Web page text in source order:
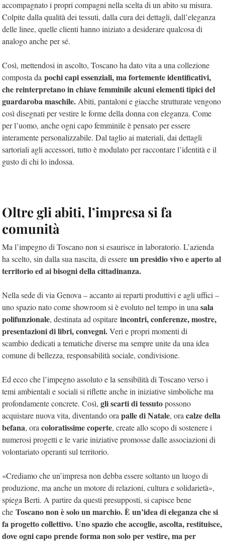
accompagnato i propri compagni nella scelta di un abito su misura.
Colpite dalla qualità dei tessuti, dalla cura dei dettagli, dall’eleganza
delle linee, quelle clienti hanno iniziato a desiderare qualcosa di
analogo anche per sé.
Così, mettendosi in ascolto, Toscano ha dato vita a una collezione
composta da pochi capi essenziali, ma fortemente identificativi,
che reinterpretano in chiave femminile alcuni elementi tipici del
guardaroba maschile. Abiti, pantaloni e giacche strutturate vengono
così disegnati per vestire le forme della donna con eleganza. Come
per l’uomo, anche ogni capo femminile è pensato per essere
interamente personalizzabile. Dal taglio ai materiali, dai dettagli
sartoriali agli accessori, tutto è modulato per raccontare l’identità e il
gusto di chi lo indossa.
Oltre gli abiti, l’impresa si fa
comunità
Ma l’impegno di Toscano non si esaurisce in laboratorio. L’azienda
ha scelto, sin dalla sua nascita, di essere un presidio vivo e aperto al
territorio ed ai bisogni della cittadinanza.
Nella sede di via Genova – accanto ai reparti produttivi e agli uffici –
uno spazio nato come showroom si è evoluto nel tempo in una sala
polifunzionale, destinata ad ospitare incontri, conferenze, mostre,
presentazioni di libri, convegni.Veri e propri momenti di
scambio dedicati a tematiche diverse ma sempre unite da una idea
comune di bellezza, responsabilità sociale, condivisione.
Ed ecco che l’impegno assoluto e la sensibilità di Toscano verso i
temi ambientali e sociali si riflette anche in iniziative simboliche ma
profondamente concrete. Così, gli scarti di tessutopossono
acquistare nuova vita, diventando ora palle di Natale, ora calze della
befana, ora coloratissime coperte, create allo scopo di sostenere i
numerosi progetti e le varie iniziative promosse dalle associazioni di
volontariato operanti sul territorio.
«Crediamo che un’impresa non debba essere soltanto un luogo di
produzione, ma anche un motore di relazioni, cultura e solidarietà»,
spiega Berti. A partire da questi presupposti, si capisce bene
che Toscano non è solo un marchio. È un’idea di eleganza che si
fa progetto collettivo. Uno spazio che accoglie, ascolta, restituisce,
dove ogni capo prende forma non solo per vestire, ma per